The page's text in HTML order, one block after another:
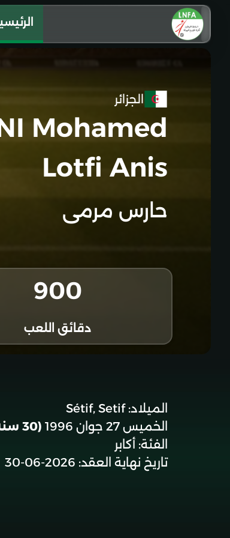
الجزائر
Mohamed
Lotfi Anis
حارس مرمى
900
دقائق اللعب
الميلاد: Sétif, Setif
الخميس 27 جوان 1996
(30 سنة)
الفئة: أكابر
تاريخ نهاية العقد: 2026-06-30